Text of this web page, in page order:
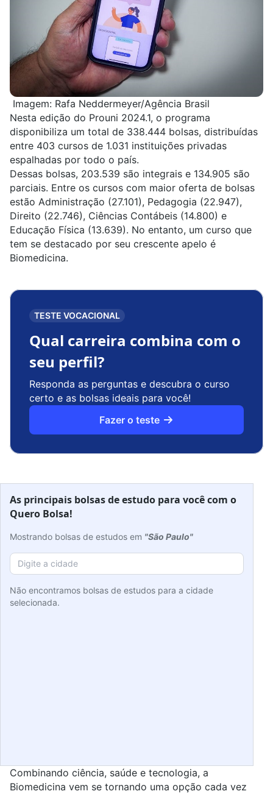
Imagem: Rafa Neddermeyer/Agência Brasil
Nesta edição do Prouni 2024.1, o programa
disponibiliza um total de 338.444 bolsas, distribuídas
entre 403 cursos de 1.031 instituições privadas
espalhadas por todo o país.
Dessas bolsas, 203.539 são integrais e 134.905 são
parciais. Entre os cursos com maior oferta de bolsas
estão Administração (27.101), Pedagogia (22.947),
Direito (22.746), Ciências Contábeis (14.800) e
Educação Física (13.639). No entanto, um curso que
tem se destacado por seu crescente apelo é
Biomedicina.
TESTE VOCACIONAL
Qual carreira combina com o
seu perfil?
Responda as perguntas e descubra o curso
certo e as bolsas ideais para você!
Fazer o teste
As principais bolsas de estudo para você com o
Quero Bolsa!
Mostrando bolsas de estudos em "São Paulo"
Não encontramos bolsas de estudos para a cidade
selecionada.
Combinando ciência, saúde e tecnologia, a
Biomedicina vem se tornando uma opção cada vez